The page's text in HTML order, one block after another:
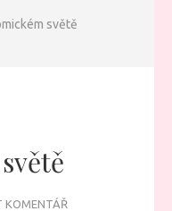
světě
KOMENTÁŘNA